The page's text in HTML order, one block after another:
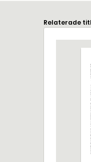
Relaterade